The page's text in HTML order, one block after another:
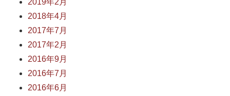
2019年2月
2018年4月
2017年7月
2017年2月
2016年9月
2016年7月
2016年6月